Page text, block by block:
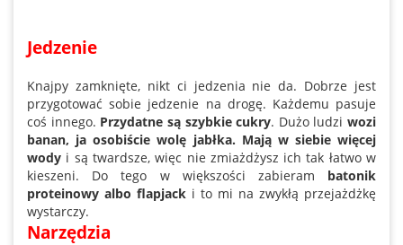
Jedzenie
Knajpy zamknięte, nikt ci jedzenia nie da. Dobrze jest
przygotować sobie jedzenie na drogę. Każdemu pasuje
coś innego. Przydatne są szybkie cukry. Dużo ludzi wozi
banan, ja osobiście wolę jabłka. Mają w siebie więcej
wody i są twardsze, więc nie zmiażdżysz ich tak łatwo w
kieszeni. Do tego w większości zabieram batonik
proteinowy albo flapjack i to mi na zwykłą przejażdżkę
wystarczy.
Narzędzia